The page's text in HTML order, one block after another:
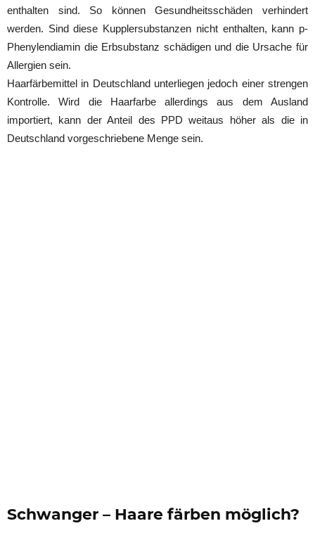
enthalten sind. So können Gesundheitsschäden verhindert
werden. Sind diese Kupplersubstanzen nicht enthalten, kann p-
Phenylendiamin die Erbsubstanz schädigen und die Ursache für
Allergien sein.
Haarfärbemittel in Deutschland unterliegen jedoch einer strengen
Kontrolle. Wird die Haarfarbe allerdings aus dem Ausland
importiert, kann der Anteil des PPD weitaus höher als die in
Deutschland vorgeschriebene Menge sein.
Schwanger – Haare färben möglich?